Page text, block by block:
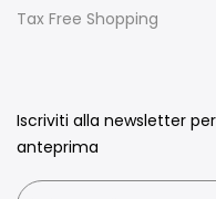
Tax Free Shopping
Iscriviti alla newsletter
anteprima